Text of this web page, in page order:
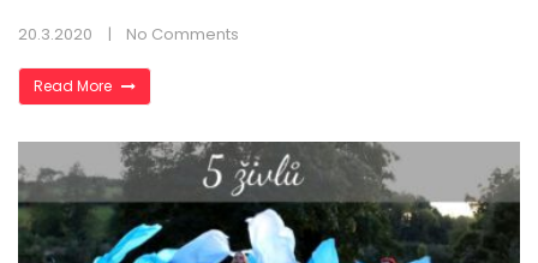
20.3.2020 No Comments
Read More